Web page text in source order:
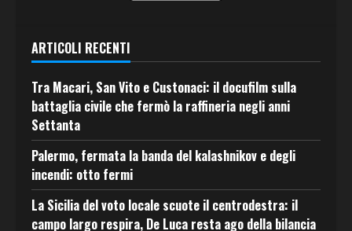
ARTICOLI RECENTI
Tra Macari, San Vito e Custonaci: il docufilm sulla
battaglia civile che fermò la raffineria negli anni
Settanta
Palermo, fermata la banda del kalashnikov e degli
incendi: otto fermi
La Sicilia del voto locale scuote il centrodestra: il
campo largo respira, De Luca resta ago della bilancia